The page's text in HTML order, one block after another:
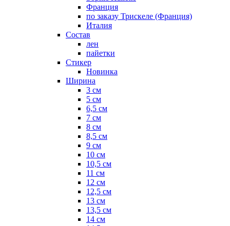
Франция
по заказу Трискеле (Франция)
Италия
Состав
лен
пайетки
Стикер
Новинка
Ширина
3 см
5 см
6,5 см
7 см
8 см
8,5 см
9 см
10 см
10,5 см
11 см
12 см
12,5 см
13 см
13,5 см
14 см